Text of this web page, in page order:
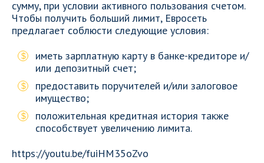
сумму, при условии активного пользования счетом.
Чтобы получить больший лимит, Евросеть
предлагает соблюсти следующие условия:
иметь зарплатную карту в банке-кредиторе и/
или депозитный счет;
предоставить поручителей и/или залоговое
имущество;
положительная кредитная история также
способствует увеличению лимита.
https://youtu.be/fuiHM35oZvo